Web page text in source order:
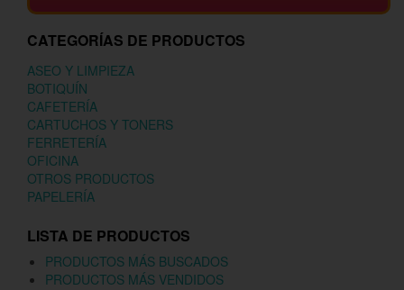
CATEGORÍAS DE PRODUCTOS
ASEO Y LIMPIEZA
BOTIQUÍN
CAFETERÍA
CARTUCHOS Y TONERS
FERRETERÍA
OFICINA
OTROS PRODUCTOS
PAPELERÍA
LISTA DE PRODUCTOS
PRODUCTOS MÁS BUSCADOS
PRODUCTOS MÁS VENDIDOS